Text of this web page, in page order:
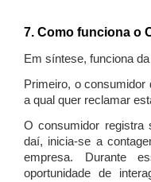
7. Como funciona o
Em síntese, funciona
Primeiro, o
a qual quer reclamar
O consumidor registra
daí, inicia-se a
empresa. Durante
oportunidade de